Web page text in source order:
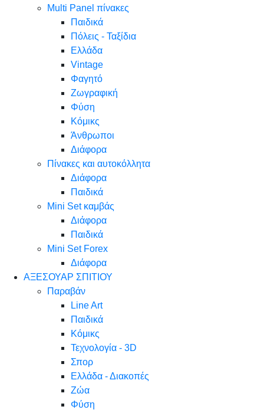
Multi Panel πίνακες
Παιδικά
Πόλεις - Ταξίδια
Ελλάδα
Vintage
Φαγητό
Ζωγραφική
Φύση
Κόμικς
Άνθρωποι
Διάφορα
Πίνακες και αυτοκόλλητα
Διάφορα
Παιδικά
Mini Set καμβάς
Διάφορα
Παιδικά
Mini Set Forex
Διάφορα
ΑΞΕΣΟΥΑΡ ΣΠΙΤΙΟΥ
Παραβάν
Line Art
Παιδικά
Κόμικς
Τεχνολογία - 3D
Σπορ
Ελλάδα - Διακοπές
Ζώα
Φύση